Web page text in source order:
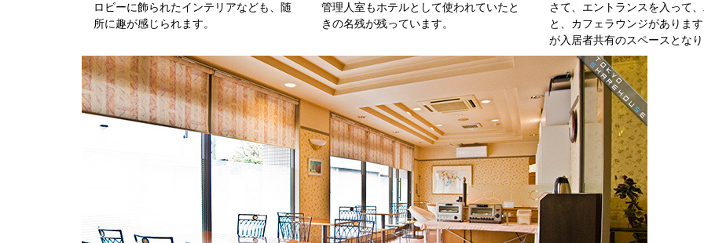
ロビーに飾られたインテリアなども、随
所に趣が感じられます。
管理人室もホテルとして使われていたと
きの名残が残っています。
さて、エントランスを入って
と、カフェラウンジがありま
が入居者共有のスペースとな